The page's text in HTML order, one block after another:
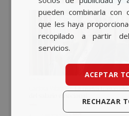
pueden combinarla con
que les haya
recopilado a partir
servicios.
ACEPTAR
RECHAZAR